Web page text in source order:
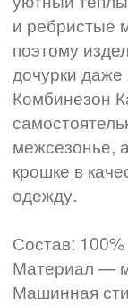
и ребристые
поэтому
дочурки
Комбинезон
межсезонье,
крошке в
одежду.
Состав:
Материал —
Машинная